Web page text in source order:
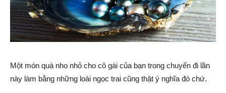
Một món quà nho nhỏ cho cô gái của bạn trong chuyến đi lần
này làm bằng những loài ngọc trai cũng thật ý nghĩa đó chứ.